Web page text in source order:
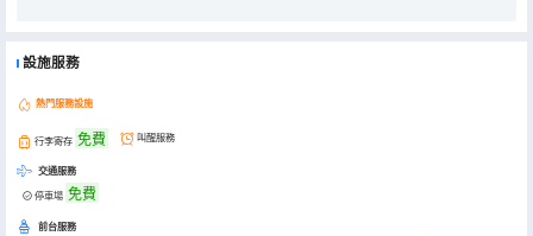
設施服務
熱門服務設施
行李寄存 免費 叫醒服務
交通服務
停車場 免費
前台服務